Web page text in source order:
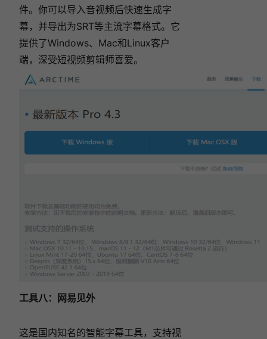
件。你可以导入音视频后快速生成字
幕，并导出为SRT等主流字幕格式。它
提供了Windows、Mac和Linux客户
端，深受短视频剪辑师喜爱。
工具八： 网易见外
这是国内知名的智能字幕工具，支持视